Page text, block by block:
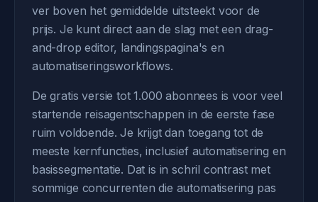
ver boven het gemiddelde uitsteekt voor de
prijs. Je kunt direct aan de slag met een drag-
and-drop editor, landingspagina's en
automatiseringsworkflows.
De gratis versie tot 1.000 abonnees is voor veel
startende reisagentschappen in de eerste fase
ruim voldoende. Je krijgt dan toegang tot de
meeste kernfuncties, inclusief automatisering en
basissegmentatie. Dat is in schril contrast met
sommige concurrenten die automatisering pas